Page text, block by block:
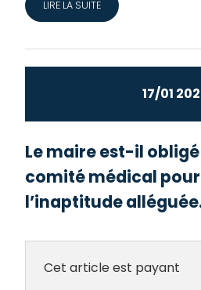
LIRE LA SUITE
17/01
Le maire est-il
comité médical
l’inaptitude
Cet article est payant